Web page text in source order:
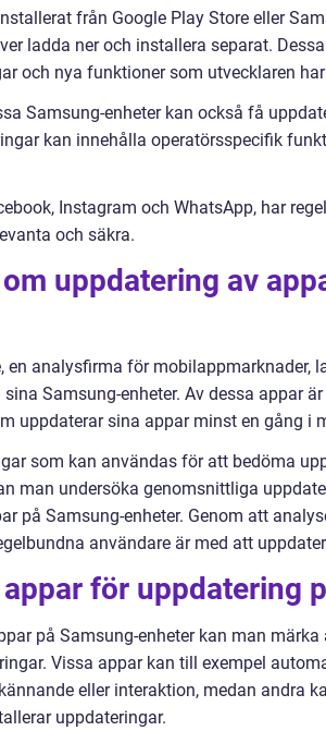
från Google Play Store eller
ladda ner och installera separat.
och nya funktioner som utvecklaren
Samsung-enheter kan också få
kan innehålla operatörsspecifik
Instagram och WhatsApp, har
och säkra.
uppdatering av
en analysfirma för mobilappmarknader,
Samsung-enheter. Av dessa appar
uppdaterar sina appar minst en gång i
som kan användas för att bedöma
man undersöka genomsnittliga
på Samsung-enheter. Genom att
användare är med att
för uppdatering
på Samsung-enheter kan man
Vissa appar kan till exempel
eller interaktion, medan andra
uppdateringar.